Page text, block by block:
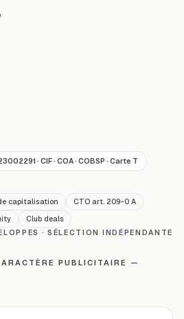
· CIF · COA · COBSP · Carte T
capitalisation
CTO art. 209-0 A
Club deals
· SÉLECTION INDÉPENDANTE
PUBLICITAIRE —